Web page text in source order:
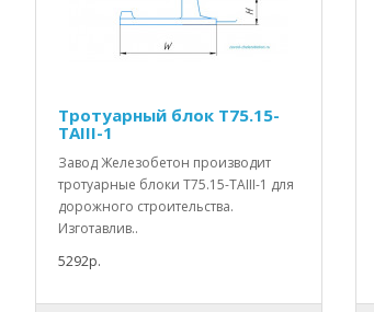
Тротуарный блок Т75.15-
TAIII-1
Завод Железобетон производит
тротуарные блоки Т75.15-TAIII-1 для
дорожного строительства.
Изготавлив..
5292р.